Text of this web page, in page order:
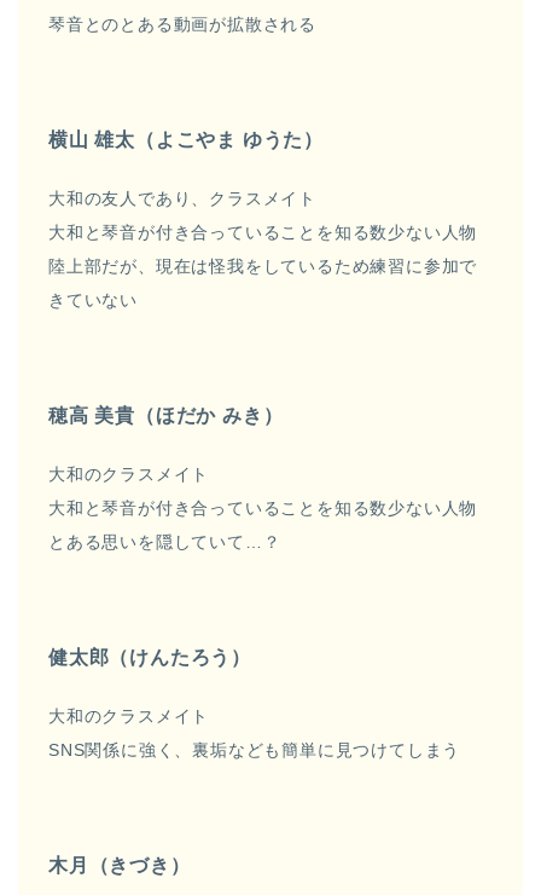
琴音とのとある動画が拡散される
横山 雄太（よこやま ゆうた）
大和の友人であり、クラスメイト
大和と琴音が付き合っていることを知る数少ない人物
陸上部だが、現在は怪我をしているため練習に参加で
きていない
穂高 美貴（ほだか みき）
大和のクラスメイト
大和と琴音が付き合っていることを知る数少ない人物
とある思いを隠していて…？
健太郎（けんたろう）
大和のクラスメイト
SNS関係に強く、裏垢なども簡単に見つけてしまう
木月（きづき）